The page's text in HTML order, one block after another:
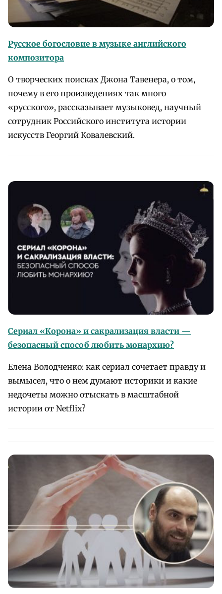
Русское богословие в музыке английского
композитора
О творческих поисках Джона Тавенера, о том,
почему в его произведениях так много
«русского», рассказывает музыковед, научный
сотрудник Российского института истории
искусств Георгий Ковалевский.
Сериал «Корона» и сакрализация власти —
безопасный способ любить монархию?
Елена Володченко: как сериал сочетает правду и
вымысел, что о нем думают историки и какие
недочеты можно отыскать в масштабной
истории от Netflix?